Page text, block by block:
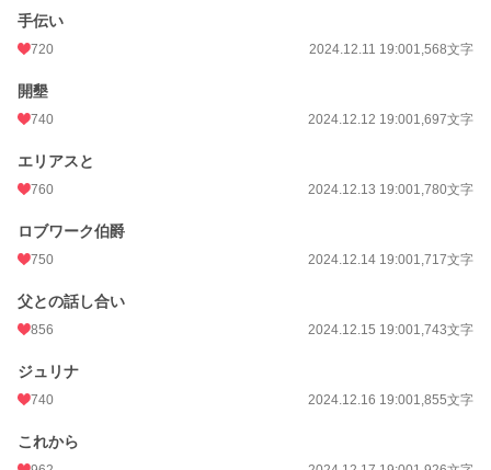
手伝い
720 2024.12.11 19:001,568文字
開墾
740 2024.12.12 19:001,697文字
エリアスと
760 2024.12.13 19:001,780文字
ロブワーク伯爵
750 2024.12.14 19:001,717文字
父との話し合い
856 2024.12.15 19:001,743文字
ジュリナ
740 2024.12.16 19:001,855文字
これから